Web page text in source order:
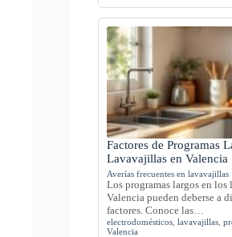
Factores de Programas
Lavavajillas en Valencia
Averías frecuentes en lavavajillas
Los programas largos en
Valencia pueden deberse a
factores. Conoce las…
electrodomésticos ,lavavajillas ,
Valencia